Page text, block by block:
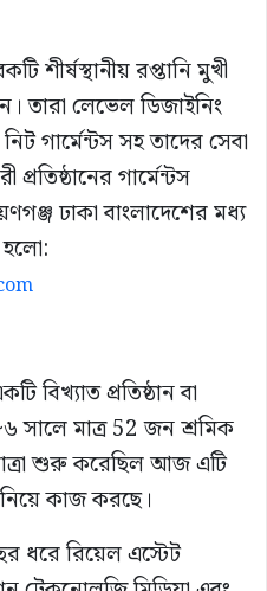
শীর্ষস্থানীয় রপ্তানি মুখী
তারা লেভেল ডিজাইনিং
গার্মেন্টস সহ তাদের সেবা
গার্মেন্টস
ঢাকা বাংলাদেশের মধ্য
হলো:
বিখ্যাত প্রতিষ্ঠান বা
সালে মাত্র 52 জন শ্রমিক
যাত্রা শুরু করেছিল আজ এটি
কাজ করছে।
ধরে রিয়েল এস্টেট